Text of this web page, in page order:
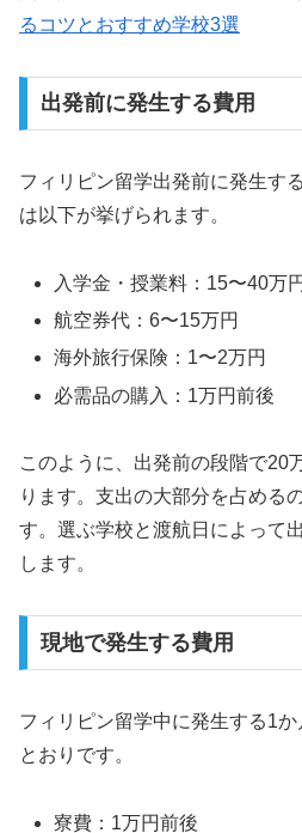
るコツとおすすめ学校3選
出発前に発生する費用
フィリピン留学出発前に発生す
は以下が挙げられます。
入学金・授業料：15〜40万円
航空券代：6〜15万円
海外旅行保険：1〜2万円
必需品の購入：1万円前後
このように、出発前の段階で20
ります。支出の大部分を占める
す。選ぶ学校と渡航日によって
します。
現地で発生する費用
フィリピン留学中に発生する1
とおりです。
寮費：1万円前後